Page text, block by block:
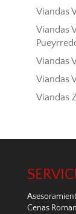
Viandas
Viandas
Viandas
Viandas
Viandas
Cenas